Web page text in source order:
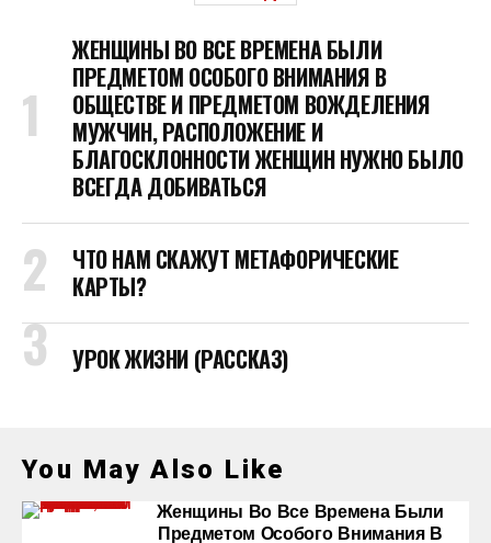
ЖЕНЩИНЫ ВО ВСЕ ВРЕМЕНА БЫЛИ
ПРЕДМЕТОМ ОСОБОГО ВНИМАНИЯ В
ОБЩЕСТВЕ И ПРЕДМЕТОМ ВОЖДЕЛЕНИЯ
МУЖЧИН, РАСПОЛОЖЕНИЕ И
БЛАГОСКЛОННОСТИ ЖЕНЩИН НУЖНО БЫЛО
ВСЕГДА ДОБИВАТЬСЯ
ЧТО НАМ СКАЖУТ МЕТАФОРИЧЕСКИЕ
КАРТЫ?
УРОК ЖИЗНИ (РАССКАЗ)
You May Also Like
Женщины Во Все Времена Были
Предметом Особого Внимания В